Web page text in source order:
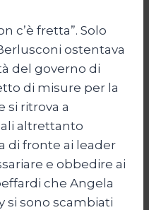
c’è fretta”. Solo
ostentava
del governo di
di misure per la
si ritrova a
altrettanto
di fronte ai leader
e obbedire ai
che Angela
si sono scambiati